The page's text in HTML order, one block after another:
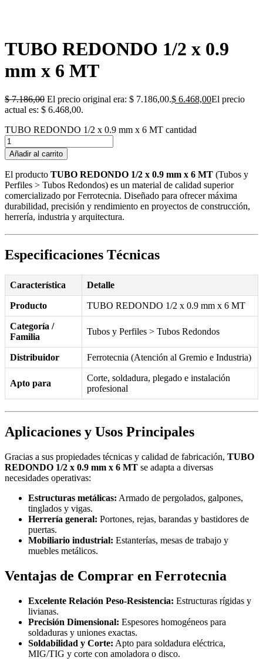
TUBO REDONDO 1/2 x 0.9
mm x 6 MT
$7.186,00 El precio original era: $ 7.186,00.$ 6.468,00El precio
actual es: $ 6.468,00.
TUBO REDONDO 1/2 x 0.9 mm x 6 MT cantidad
Añadir al carrito
El producto TUBO REDONDO 1/2 x 0.9 mm x 6 MT (Tubos y
Perfiles > Tubos Redondos) es un material de calidad superior
comercializado por Ferrotecnia. Diseñado para ofrecer máxima
durabilidad, precisión y rendimiento en proyectos de construcción,
herrería, industria y arquitectura.
Especificaciones Técnicas
Característica Detalle
Producto TUBO REDONDO 1/2 x 0.9 mm x 6 MT
Categoría /
Familia
Tubos y Perfiles > Tubos Redondos
Distribuidor Ferrotecnia (Atención al Gremio e Industria)
Apto para
Corte, soldadura, plegado e instalación
profesional
Aplicaciones y Usos Principales
Gracias a sus propiedades técnicas y calidad de fabricación, TUBO
REDONDO 1/2 x 0.9 mm x 6 MT se adapta a diversas
necesidades operativas:
Estructuras metálicas: Armado de pergolados, galpones,
tinglados y vigas.
Herrería general: Portones, rejas, barandas y bastidores de
puertas.
Mobiliario industrial: Estanterías, mesas de trabajo y
muebles metálicos.
Ventajas de Comprar en Ferrotecnia
Excelente Relación Peso-Resistencia: Estructuras rígidas y
livianas.
Precisión Dimensional: Espesores homogéneos para
soldaduras y uniones exactas.
Soldabilidad y Corte: Apto para soldadura eléctrica,
MIG/TIG y corte con amoladora o disco.